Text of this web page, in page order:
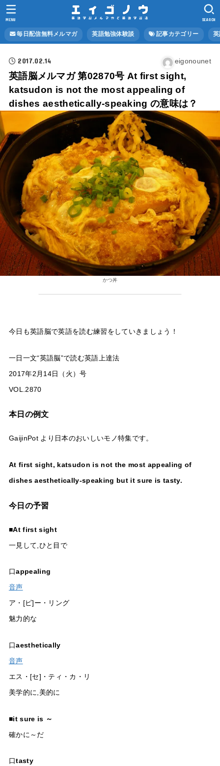
毎日配信無料メルマガ 英語勉強体験談 記事カテゴリー
SEARCH
MENU
2017.02.14 eigonounet
英語脳メルマガ 第02870号 At first sight,
katsudon is not the most appealing of
dishes aesthetically-speaking の意味は？
かつ丼
今日も英語脳で英語を読む練習をしていきましょう！
一日一文“英語脳”で読む英語上達法
2017年2月14日（火）号
VOL.2870
本日の例文
GaijinPot より日本のおいしいモノ特集です。
At first sight, katsudon is not the most appealing of
dishes aesthetically-speaking but it sure is tasty.
今日の予習
■At first sight
一見して,ひと目で
口appealing
音声
ア・[ピ]ー・リング
魅力的な
口aesthetically
音声
エス・[セ]・ティ・カ・リ
美学的に,美的に
■it sure is ～
確かに～だ
口tasty